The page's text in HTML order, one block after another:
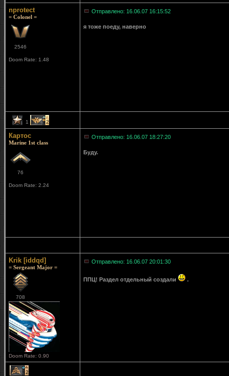
nprotect
= Colonel =
2546
Doom Rate: 1.48
Отправлено: 16.06.07 16:15:52
я тоже поеду, наверно
1 2
Картос
Marine 1st class
76
Doom Rate: 2.24
Отправлено: 16.06.07 18:27:20
Буду.
Krik [iddqd]
= Sergeant Major =
708
Doom Rate: 0.90
Отправлено: 16.06.07 20:01:30
ППЦ! Раздел отдельный создали .
2